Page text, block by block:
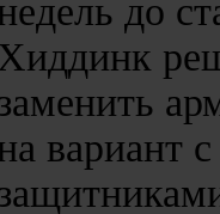
до
Хиддинк
вариант